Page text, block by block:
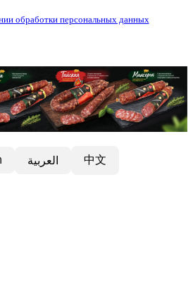
обработки персональных данных
العربية 中文